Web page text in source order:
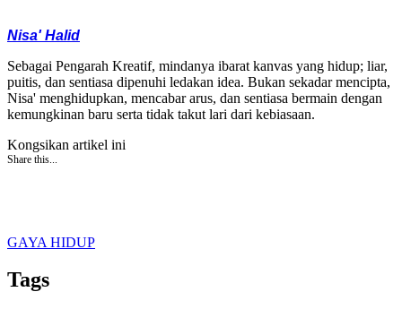
Nisa' Halid
Sebagai Pengarah Kreatif, mindanya ibarat kanvas yang hidup; liar,
puitis, dan sentiasa dipenuhi ledakan idea. Bukan sekadar mencipta,
Nisa' menghidupkan, mencabar arus, dan sentiasa bermain dengan
kemungkinan baru serta tidak takut lari dari kebiasaan.
Kongsikan artikel ini
Share this...
GAYA HIDUP
Tags